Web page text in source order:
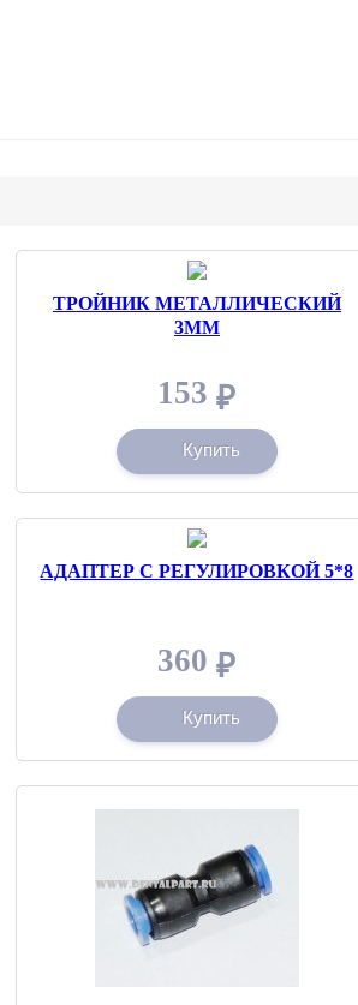
ТРОЙНИК МЕТАЛЛИЧЕСКИЙ
3ММ
153 ₽
Купить
АДАПТЕР С РЕГУЛИРОВКОЙ 5*8
360 ₽
Купить